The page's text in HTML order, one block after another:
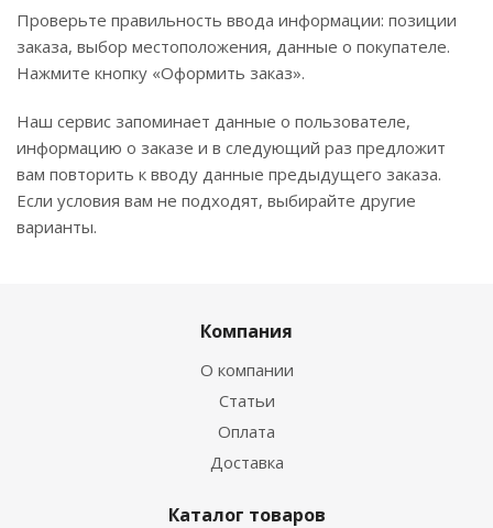
Проверьте правильность ввода информации: позиции
заказа, выбор местоположения, данные о покупателе.
Нажмите кнопку «Оформить заказ».
Наш сервис запоминает данные о пользователе,
информацию о заказе и в следующий раз предложит
вам повторить к вводу данные предыдущего заказа.
Если условия вам не подходят, выбирайте другие
варианты.
Компания
О компании
Статьи
Оплата
Доставка
Каталог товаров